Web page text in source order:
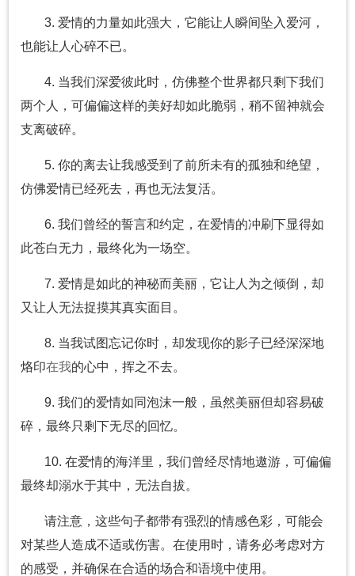
3. 爱情的力量如此强大，它能让人瞬间坠入爱河，
也能让人心碎不已。
4. 当我们深爱彼此时，仿佛整个世界都只剩下我们
两个人，可偏偏这样的美好却如此脆弱，稍不留神就会
支离破碎。
5. 你的离去让我感受到了前所未有的孤独和绝望，
仿佛爱情已经死去，再也无法复活。
6. 我们曾经的誓言和约定，在爱情的冲刷下显得如
此苍白无力，最终化为一场空。
7. 爱情是如此的神秘而美丽，它让人为之倾倒，却
又让人无法捉摸其真实面目。
8. 当我试图忘记你时，却发现你的影子已经深深地
烙印在我的心中，挥之不去。
9. 我们的爱情如同泡沫一般，虽然美丽但却容易破
碎，最终只剩下无尽的回忆。
10. 在爱情的海洋里，我们曾经尽情地遨游，可偏偏
最终却溺水于其中，无法自拔。
请注意，这些句子都带有强烈的情感色彩，可能会
对某些人造成不适或伤害。在使用时，请务必考虑对方
的感受，并确保在合适的场合和语境中使用。